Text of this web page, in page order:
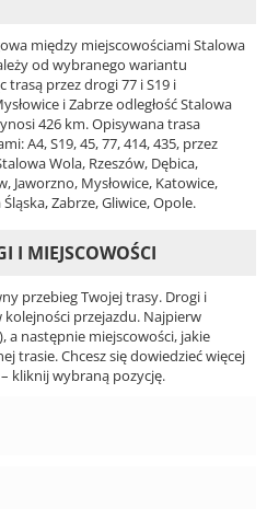
między miejscowościami Stalowa
od wybranego wariantu
trasą przez drogi 77 i S19 i
i Zabrze odległość Stalowa
426 km. Opisywana trasa
A4, S19, 45, 77, 414, 435, przez
Wola, Rzeszów, Dębica,
Jaworzno, Mysłowice, Katowice,
Zabrze, Gliwice, Opole.
I MIEJSCOWOŚCI
przebieg Twojej trasy. Drogi i
kolejności przejazdu. Najpierw
a następnie miejscowości, jakie
trasie. Chcesz się dowiedzieć więcej
kliknij wybraną pozycję.